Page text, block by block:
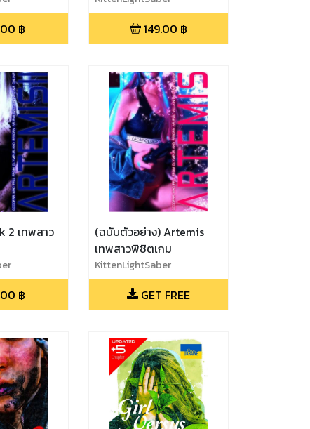
฿ 149.00 ฿
2 เทพสาว
฿
(ฉบับตัวอย่าง) Artemis
เทพสาวพิชิตเกม
KittenLightSaber
GET FREE